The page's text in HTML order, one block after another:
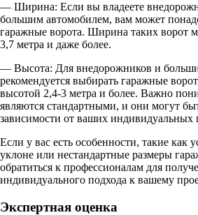
— Ширина: Если вы владеете
большим автомобилем, вам может
гаражные ворота. Ширина таких ворот
3,7 метра и даже более.
— Высота: Для внедорожников и
рекомендуется выбирать гаражные
высотой 2,4-3 метра и более. Важно
являются стандартными, и они могут
зависимости от ваших индивидуальных
Если у вас есть особенности, такие как
уклоне или нестандартные размеры
обратиться к профессионалам для
индивидуального подхода к вашему
Экспертная оценка